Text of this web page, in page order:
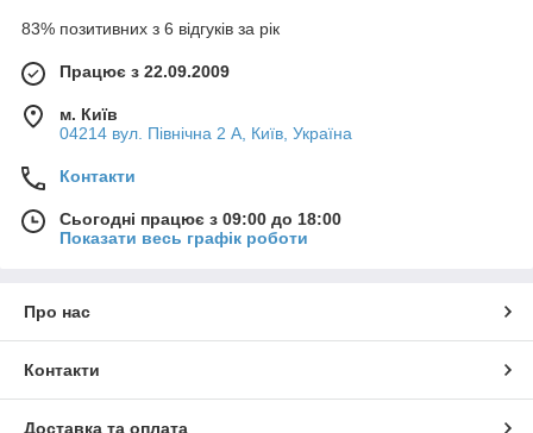
83% позитивних з 6 відгуків за рік
Працює з 22.09.2009
м. Київ
04214 вул. Північна 2 А, Київ, Україна
Контакти
Сьогодні працює з 09:00 до 18:00
Показати весь графік роботи
Про нас
Контакти
Доставка та оплата